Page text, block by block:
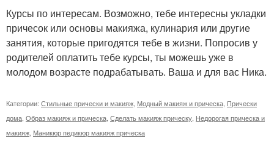
Курсы по интересам. Возможно, тебе интересны укладки
причесок или основы макияжа, кулинария или другие
занятия, которые пригодятся тебе в жизни. Попросив у
родителей оплатить тебе курсы, ты можешь уже в
молодом возрасте подрабатывать. Ваша и для вас Ника.
Категории: Стильные прически и макияж Модный макияж и прическа Прически
дома Образ макияж и прическа Сделать макияж прическу Недорогая прическа и
макияж Маникюр педикюр макияж прическа